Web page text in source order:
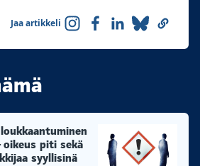
Jaa artikkeli
piti sekä
syyllisinä